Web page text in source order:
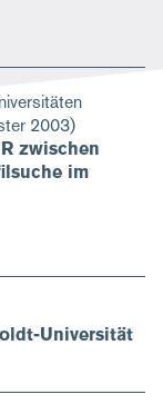
2003)
zwischen
im
Universität